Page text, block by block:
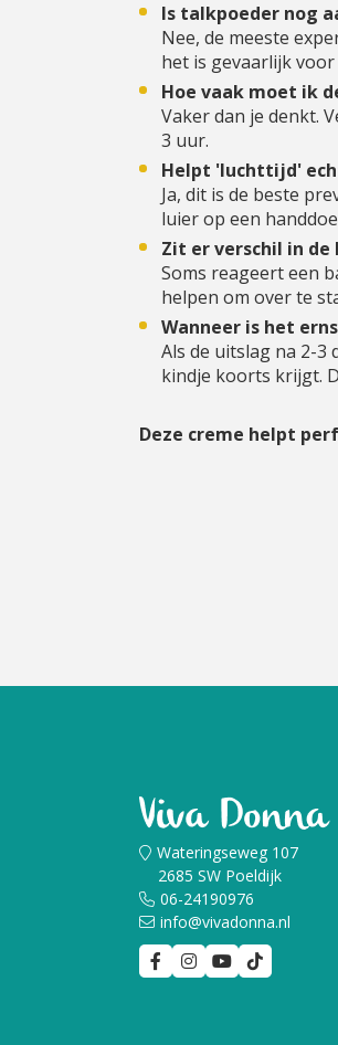
Is talkpoeder nog
Nee, de meeste
het is gevaarlijk
Hoe vaak moet ik
Vaker dan je denkt.
3 uur.
Helpt 'luchttijd'
Ja, dit is de beste
luier op een
Zit er verschil in de
Soms reageert een
helpen om over te
Wanneer is het
Als de uitslag na 2-
kindje koorts krijgt.
Deze creme helpt
Wateringseweg 107
2685 SW Poeldijk
06-24190976
info@vivadonna.nl